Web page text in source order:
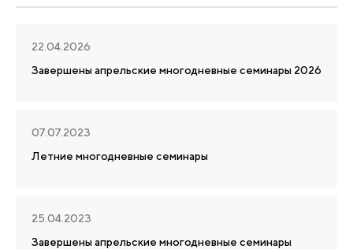
22.04.2026
Завершены апрельские многодневные семинары 2026
07.07.2023
Летние многодневные семинары
25.04.2023
Завершены апрельские многодневные семинары